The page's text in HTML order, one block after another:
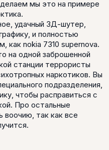
мы это на примере
удачный 3Д-шутер,
и полностью
как nokia 7310 supernova.
на одной заброшенной
станции террористы
наркотиков. Вы
подразделения,
чтобы расправиться с
Про остальные
воочию, так как все